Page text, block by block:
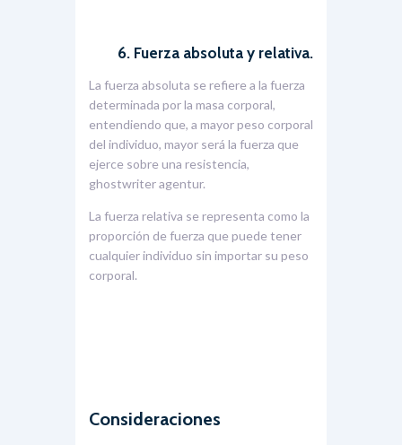
6. Fuerza absoluta y relativa.
La fuerza absoluta se refiere a la fuerza
determinada por la masa corporal,
entendiendo que, a mayor peso corporal
del individuo, mayor será la fuerza que
ejerce sobre una resistencia,
ghostwriter agentur.
La fuerza relativa se representa como la
proporción de fuerza que puede tener
cualquier individuo sin importar su peso
corporal.
Consideraciones